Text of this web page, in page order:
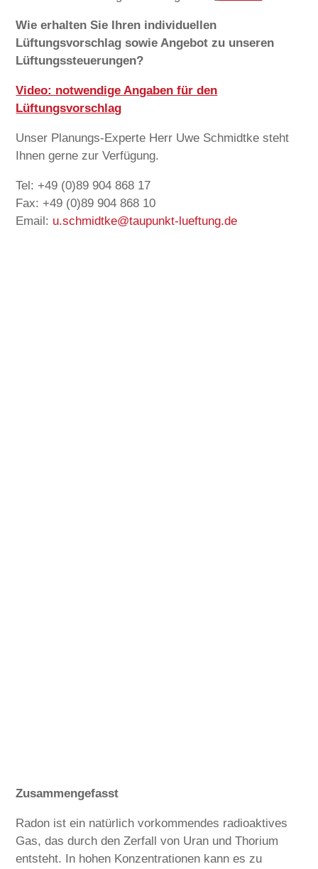
Wie erhalten Sie Ihren individuellen
Lüftungsvorschlag sowie Angebot zu unseren
Lüftungssteuerungen?
Video: notwendige Angaben für den
Lüftungsvorschlag
Unser Planungs-Experte Herr Uwe Schmidtke steht
Ihnen gerne zur Verfügung.
Tel: +49 (0)89 904 868 17
Fax: +49 (0)89 904 868 10
Email: u.schmidtke@taupunkt-lueftung.de
Zusammengefasst
Radon ist ein natürlich vorkommendes radioaktives
Gas, das durch den Zerfall von Uran und Thorium
entsteht. In hohen Konzentrationen kann es zu